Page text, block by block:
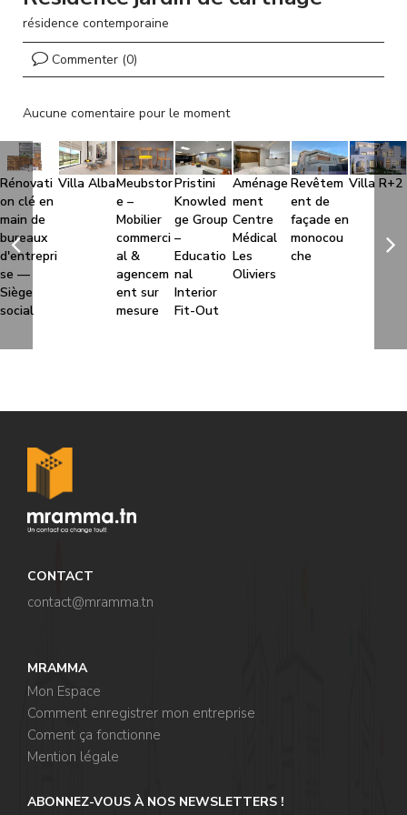
résidence contemporaine
Commenter (0)
Aucune comentaire pour le moment
Rénovati
on clé en
main de
bureaux
d'entrepri
se —
Siège
social
Villa AlbaMeubstor
e –
Mobilier
commerci
al &
agencem
ent sur
mesure
Pristini
Knowled
ge Group
–
Educatio
nal
Interior
Fit-Out
Aménage
ment
Centre
Médical
Les
Oliviers
Revêtem
ent de
façade en
monocou
che
Villa R+2
CONTACT
contact@mramma.tn
MRAMMA
Mon Espace
Comment enregistrer mon entreprise
Coment ça fonctionne
Mention légale
ABONNEZ-VOUS À NOS NEWSLETTERS !